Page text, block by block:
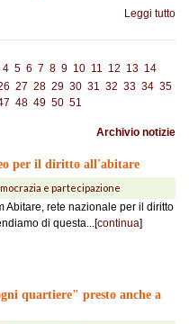
Leggi tutto
4 5 6 7 8 9 10 11 12 13 14
27 28 29 30 31 32 33 34 35
48 49 50 51
Archivio notizie
per il diritto all'abitare
e partecipazione
Abitare, rete nazionale per il diritto
di questa...[continua]
quartiere" presto anche a